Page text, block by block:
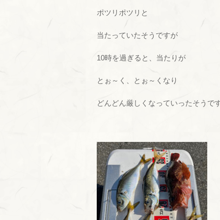
ポツリポツリと
当たっていたそうですが
10時を過ぎると、当たりが
とぉ～く、とぉ～くなり
どんどん厳しくなっていったそうで